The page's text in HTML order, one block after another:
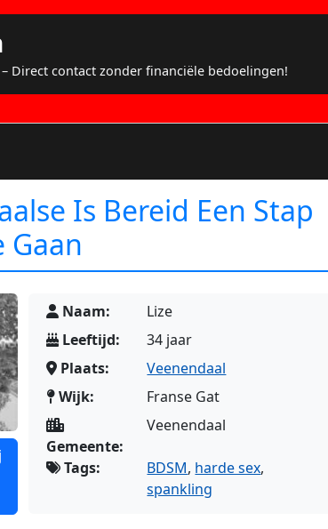
Direct contact zonder financiële bedoelingen!
Is Bereid Een Stap
Gaan
Naam:
Lize
Leeftijd:
34 jaar
Plaats:
Veenendaal
Wijk:
Franse Gat
Gemeente:
Veenendaal
Tags: BDSM, harde sex,
spankling